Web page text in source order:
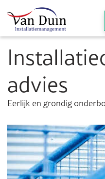
advies
Eerlijk en grondig